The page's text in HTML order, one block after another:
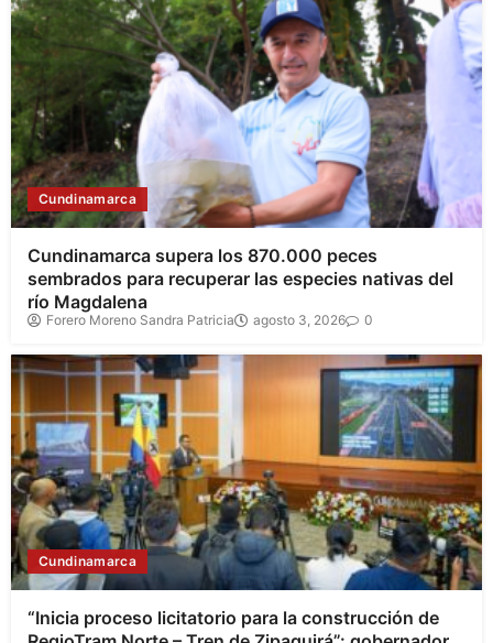
Cundinamarca
Cundinamarca supera los 870.000 peces
sembrados para recuperar las especies nativas del
río Magdalena
Forero Moreno Sandra Patricia agosto 3, 2026 0
Cundinamarca
“Inicia proceso licitatorio para la construcción de